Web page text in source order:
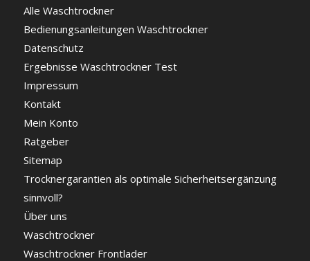
Alle Waschtrockner
Bedienungsanleitungen Waschtrockner
Datenschutz
Ergebnisse Waschtrockner Test
Impressum
Kontakt
Mein Konto
Ratgeber
Sitemap
Trocknergarantien als optimale Sicherheitsergänzung
sinnvoll?
Über uns
Waschtrockner
Waschtrockner Frontlader